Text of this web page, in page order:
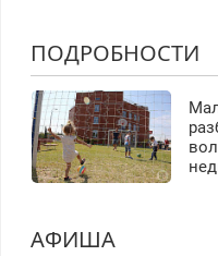
ПОДРОБНОСТИ
АФИША